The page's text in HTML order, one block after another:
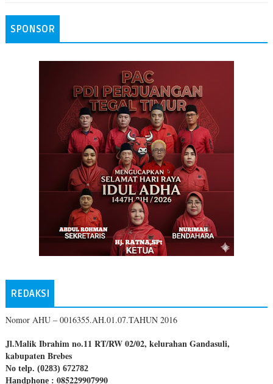
SPONSOR
REDAKSI
Nomor AHU – 0016355.AH.01.07.TAHUN 2016
Jl.Malik Ibrahim no.11 RT/RW 02/02, kelurahan Gandasuli,
kabupaten Brebes
No telp. (0283) 672782
Handphone : 085229907990